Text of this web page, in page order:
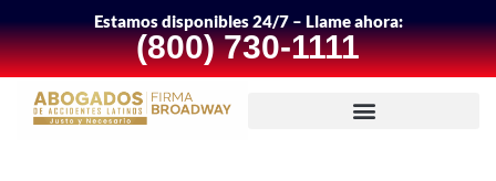
Estamos disponibles 24/7 – Llame ahora:
(800) 730-1111